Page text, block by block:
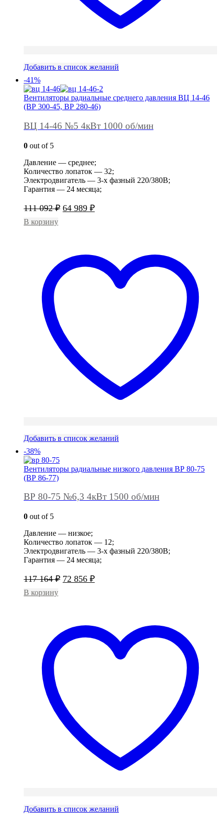
Добавить в список желаний
-41%
Вентиляторы радиальные среднего давления ВЦ 14-46
(ВР 300-45, ВР 280-46)
ВЦ 14-46 №5 4кВт 1000 об/мин
0 out of 5
Давление — среднее;
Количество лопаток — 32;
Электродвигатель — 3-х фазный 220/380В;
Гарантия — 24 месяца;
111 092₽ Первоначальная
64 989 ₽Текущая
В корзину
Добавить в список желаний
-38%
Вентиляторы радиальные низкого давления ВР 80-75
(ВР 86-77)
ВР 80-75 №6,3 4кВт 1500 об/мин
0 out of 5
Давление — низкое;
Количество лопаток — 12;
Электродвигатель — 3-х фазный 220/380В;
Гарантия — 24 месяца;
117 164₽ Первоначальная
72 856 ₽Текущая
В корзину
Добавить в список желаний